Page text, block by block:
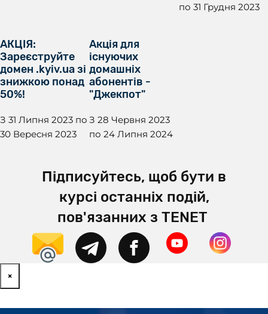
по 31 Грудня 2023
АКЦІЯ:
Зареєструйте
домен .kyiv.ua зі
знижкою понад
50%!
З 31 Липня 2023 по
30 Вересня 2023
Акція для
існуючих
домашніх
абонентів -
"Джекпот"
З 28 Червня 2023
по 24 Липня 2024
Підписуйтесь, щоб бути в
курсі останніх подій,
пов'язанних з TENET
×